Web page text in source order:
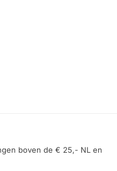
boven de € 25,- NL en